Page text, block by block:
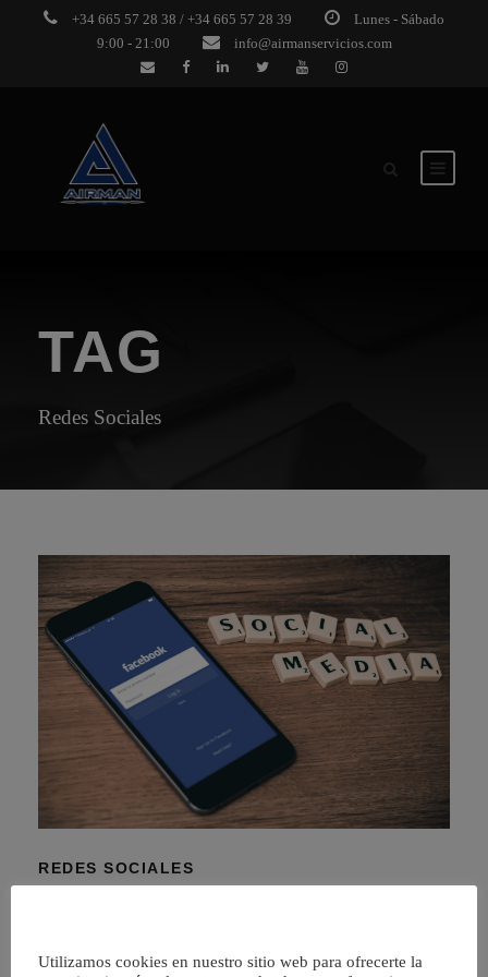
+34 665 57 28 38 / +34 665 57 28 39
Lunes - Sábado
9:00 - 21:00
info@airmanservicios.com
TAG
Redes Sociales
REDES SOCIALES
tipologia y recomendaciones para redes sociales, tales
Utilizamos cookies en nuestro sitio web para ofrecerte la